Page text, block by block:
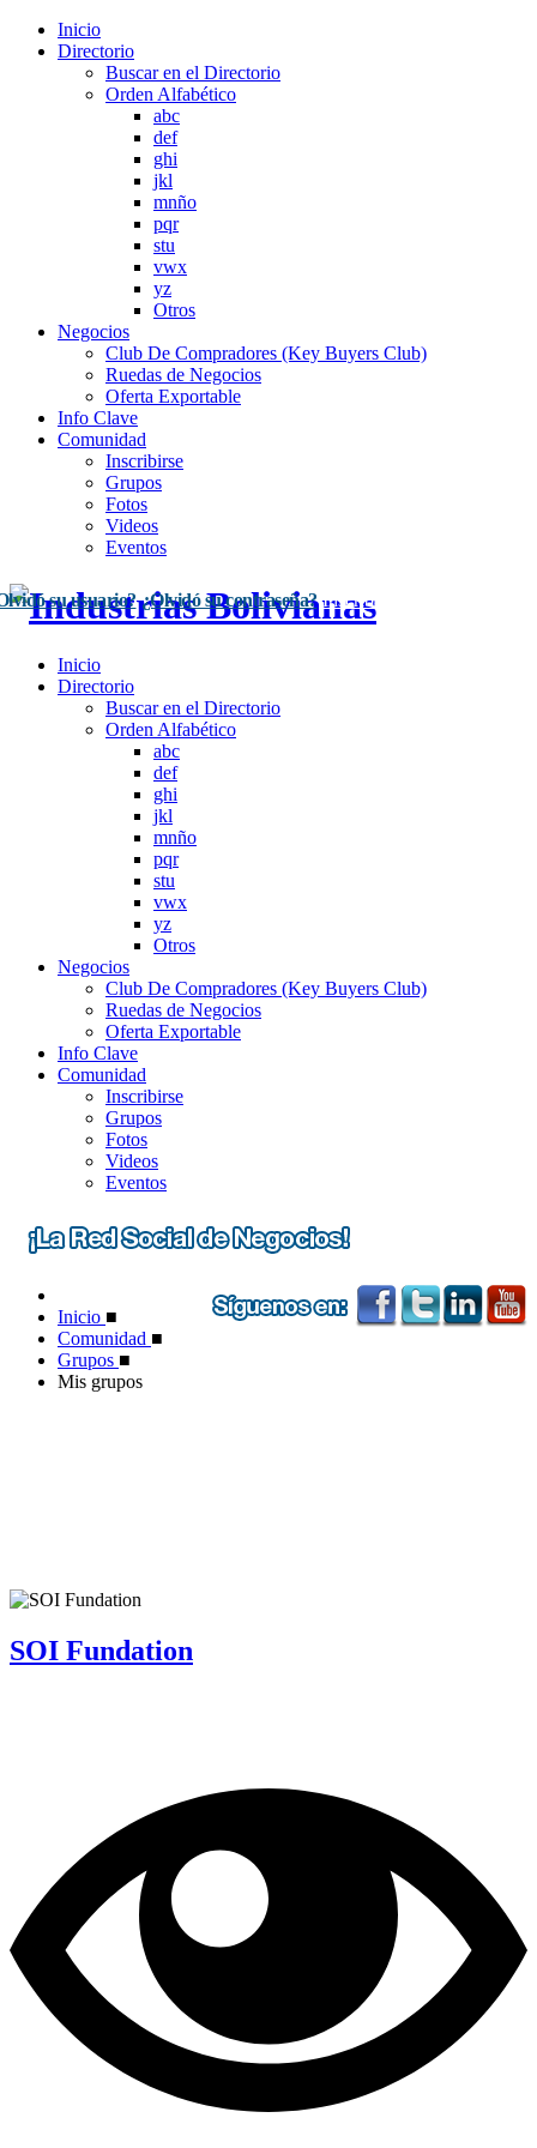
Inicio
Directorio
Buscar en el Directorio
Orden Alfabético
abc
def
ghi
jkl
mnño
pqr
stu
vwx
yz
Otros
Negocios
Club De Compradores (Key Buyers Club)
Ruedas de Negocios
Oferta Exportable
Info Clave
Comunidad
Inscribirse
Grupos
Fotos
Videos
Eventos
su usuario? ¿Olvidó su contraseña? Inscríbase Aquí
Inicio
Directorio
Buscar en el Directorio
Orden Alfabético
abc
def
ghi
jkl
mnño
pqr
stu
vwx
yz
Otros
Negocios
Club De Compradores (Key Buyers Club)
Ruedas de Negocios
Oferta Exportable
Info Clave
Comunidad
Inscribirse
Grupos
Fotos
Videos
Eventos
Inicio ■
Comunidad ■
Grupos ■
Mis grupos
SOI Fundation